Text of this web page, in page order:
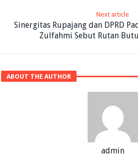
Next article
Sinergitas Rupajang dan DPRD
Zulfahmi Sebut Rutan
ABOUT THE AUTHOR
admin